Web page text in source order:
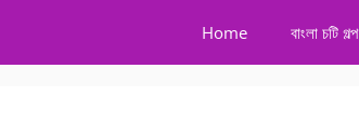
Home বাংলা চটি গল্প